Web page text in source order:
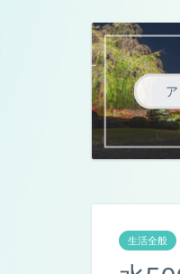
生活全般